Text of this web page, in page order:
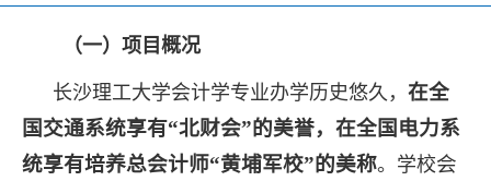
（一）项目概况
长沙理工大学会计学专业办学历史悠久， 在全
国交通系统享有“北财会”的美誉，在全国电力系
统享有培养总会计师“黄埔军校”的美称。 学校会